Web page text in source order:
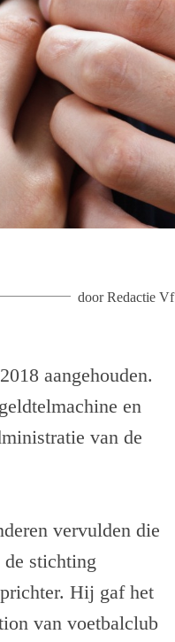
doorRedactie Vf
aangehouden.
en
van de
vervulden die
de stichting
Hij gaf het
van voetbalclub